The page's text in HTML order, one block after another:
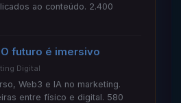
ao conteúdo. 2.400
futuro é imersivo
Digital
Web3 e IA no marketing.
entre físico e digital. 580